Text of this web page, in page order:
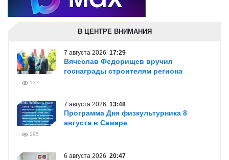
В ЦЕНТРЕ ВНИМАНИЯ
7 августа 2026 17:29
Вячеслав Федорищев вручил
госнаграды строителям региона
137
7 августа 2026 13:48
Программа Дня физкультурника 8
августа в Самаре
295
6 августа 2026 20:47